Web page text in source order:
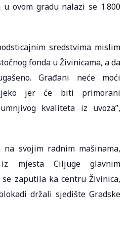
ovom gradu nalazi se 1.800
sredstvima mislim
fonda u Živinicama, a da
Građani neće moći
jer će biti primorani
kvaliteta iz uvoza”,
svojim radnim mašinama,
mjesta Ciljuge glavnim
se zaputila ka centru Živinica,
držali sjedište Gradske